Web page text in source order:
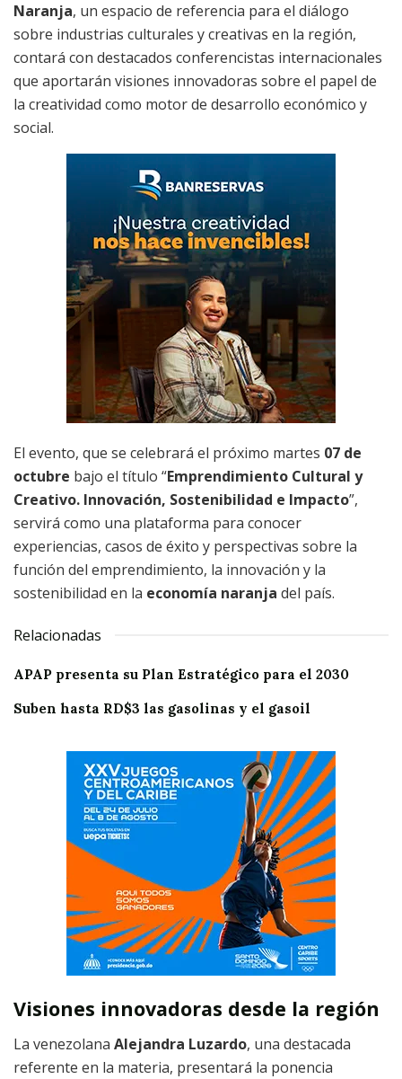
Naranja, un espacio de referencia para el diálogo
sobre industrias culturales y creativas en la región,
contará con destacados conferencistas internacionales
que aportarán visiones innovadoras sobre el papel de
la creatividad como motor de desarrollo económico y
social.
El evento, que se celebrará el próximo martes 07 de
octubre bajo el título “Emprendimiento Cultural y
Creativo. Innovación, Sostenibilidad e Impacto”,
servirá como una plataforma para conocer
experiencias, casos de éxito y perspectivas sobre la
función del emprendimiento, la innovación y la
sostenibilidad en la economía naranja del país.
Relacionadas
APAP presenta su Plan Estratégico para el 2030
Suben hasta RD$3 las gasolinas y el gasoil
Visiones innovadoras desde la región
La venezolana Alejandra Luzardo, una destacada
referente en la materia, presentará la ponencia